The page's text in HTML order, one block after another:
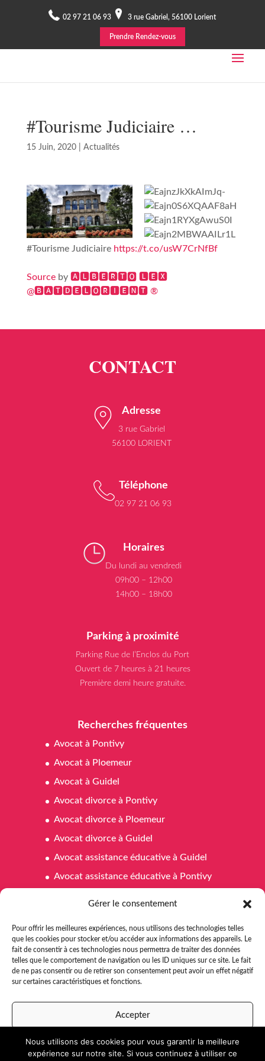
Gérer le consentement
Pour offrir les meilleures expériences, nous utilisons des technologies telles
que les cookies pour stocker et/ou accéder aux informations des appareils. Le
fait de consentir à ces technologies nous permettra de traiter des données
telles que le comportement de navigation ou les ID uniques sur ce site. Le fait
de ne pas consentir ou de retirer son consentement peut avoir un effet négatif
sur certaines caractéristiques et fonctions.
Accepter
Refuser
02 97 21 06 93 3 rue Gabriel, 56100 Lorient
Prendre Rendez-vous
#Tourisme Judiciaire …
15 Juin, 2020| Actualités
#Tourisme Judiciaire https://t.co/usW7CrNfBf
Sourceby 🅰🅻🅱🅴🆁🆃🅾 🅻🅴🆇
@🅱🅰🆃🅳🅴🅻🅾🆁🅸🅴🅽🆃 ®
Adresse
3 rue Gabriel
56100 LORIENT
Téléphone
02 97 21 06 93
Horaires
Du lundi au vendredi
09h00 – 12h00
14h00 – 18h00
Parking à proximité
Parking Rue de l’Enclos du Port
Ouvert de 7 heures à 21 heures
Première demi heure gratuite.
Recherches fréquentes
Avocat à Pontivy
Avocat à Ploemeur
Avocat à Guidel
Avocat divorce à Pontivy
Avocat divorce à Ploemeur
Avocat divorce à Guidel
Avocat assistance éducative à Guidel
Avocat assistance éducative à Pontivy
Avocat affaires familiales à Ploemeur
Avocat affaires familiales à Guidel
Avocat aide juridictionnelle Pontivy
Nous utilisons des cookies pour vous garantir la meilleure
expérience sur notre site. Si vous continuez à utiliser ce